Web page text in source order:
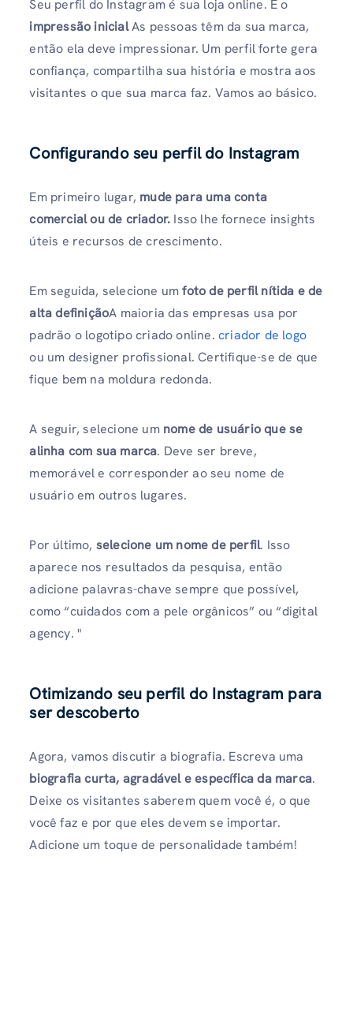
Seu perfil do Instagram é sua loja online. É o
impressão inicialAs pessoas têm da sua marca,
então ela deve impressionar. Um perfil forte gera
confiança, compartilha sua história e mostra aos
visitantes o que sua marca faz. Vamos ao básico.
Configurando seu perfil do Instagram
Em primeiro lugar, mude para uma conta
comercial ou de criador. Isso lhe fornece insights
úteis e recursos de crescimento.
Em seguida, selecione umfoto de perfil nítida e de
alta definiçãoA maioria das empresas usa por
padrão o logotipo criado online. criador de logo
ou um designer profissional. Certifique-se de que
fique bem na moldura redonda.
A seguir, selecione um nome de usuário que se
alinha com sua marca. Deve ser breve,
memorável e corresponder ao seu nome de
usuário em outros lugares.
Por último, selecione um nome de perfil. Isso
aparece nos resultados da pesquisa, então
adicione palavras-chave sempre que possível,
como “cuidados com a pele orgânicos” ou “digital
agency. "
Otimizando seu perfil do Instagram para
ser descoberto
Agora, vamos discutir a biografia. Escreva uma
biografia curta, agradável e específica da marca.
Deixe os visitantes saberem quem você é, o que
você faz e por que eles devem se importar.
Adicione um toque de personalidade também!